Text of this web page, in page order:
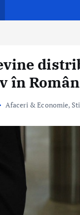
în
Afaceri & Economie,